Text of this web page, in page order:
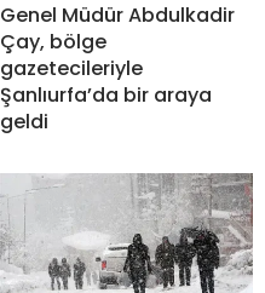
Genel Müdür Abdulkadir
Çay, bölge
gazetecileriyle
Şanlıurfa’da bir araya
geldi